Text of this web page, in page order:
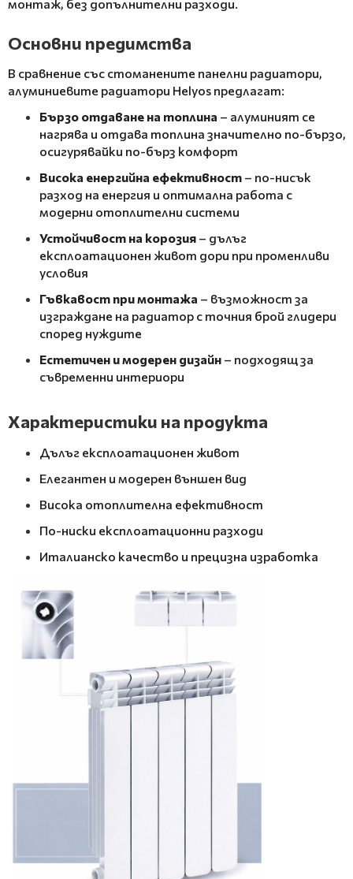
монтаж, без допълнителни разходи.
Основни предимства
В сравнение със стоманените панелни радиатори,
алуминиевите радиатори Helyos предлагат:
Бързо отдаване на топлина – алуминият се
нагрява и отдава топлина значително по-бързо,
осигурявайки по-бърз комфорт
Висока енергийна ефективност – по-нисък
разход на енергия и оптимална работа с
модерни отоплителни системи
Устойчивост на корозия – дълъг
експлоатационен живот дори при променливи
условия
Гъвкавост при монтажа – възможност за
изграждане на радиатор с точния брой глидери
според нуждите
Естетичен и модерен дизайн – подходящ за
съвременни интериори
Характеристики на продукта
Дълъг експлоатационен живот
Елегантен и модерен външен вид
Висока отоплителна ефективност
По-ниски експлоатационни разходи
Италианско качество и прецизна изработка